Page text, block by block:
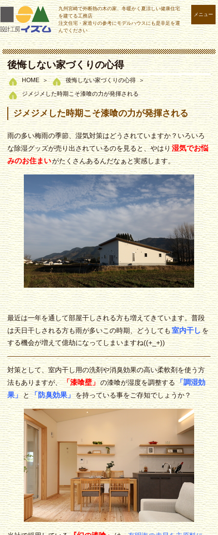
メニュー
九州宮崎で外断熱の木の家、冬暖かく夏涼しい健康住宅
を建てる工務店
注文住宅・家造りの参考にモデルハウスにも是非足を運
んでください
後悔しない家づくりの心得
HOME
後悔しない家づくりの心得
ジメジメした時期こそ漆喰の力が発揮される
ジメジメした時期こそ漆喰の力が発揮される
雨の多い梅雨の季節、湿気対策はどうされていますか？いろいろ
な除湿グッズが売り出されているのを見ると、やはり湿気でお悩
みのお住まいがたくさんあるんだなぁと実感します。
最近は一年を通して部屋干しされる方も増えてきています。普段
は天日干しされる方も雨が多いこの時期、どうしても室内干しを
する機会が増えて億劫になってしまいますね((+_+))
対策として、室内干し用の洗剤や消臭効果の高い柔軟剤を使う方
法もありますが、「漆喰壁」の漆喰が湿度を調整する「調湿効
果」と「防臭効果」を持っている事をご存知でしょうか？